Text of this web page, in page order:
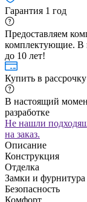
Гарантия 1 год
Предоставляем
комплектующие. В
до 10 лет!
Купить в рассрочку
В настоящий
разработке
Не нашли
на заказ.
Описание
Конструкция
Отделка
Замки и фурнитура
Безопасность
Комфорт